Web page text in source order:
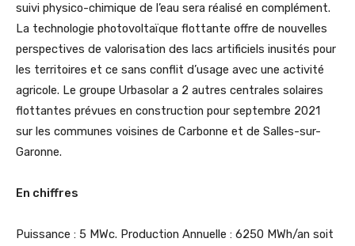
suivi physico-chimique de l’eau sera réalisé en complément.
La technologie photovoltaïque flottante offre de nouvelles
perspectives de valorisation des lacs artificiels inusités pour
les territoires et ce sans conflit d’usage avec une activité
agricole. Le groupe Urbasolar a 2 autres centrales solaires
flottantes prévues en construction pour septembre 2021
sur les communes voisines de Carbonne et de Salles-sur-
Garonne.
En chiffres
Puissance : 5 MWc. Production Annuelle : 6250 MWh/an soit